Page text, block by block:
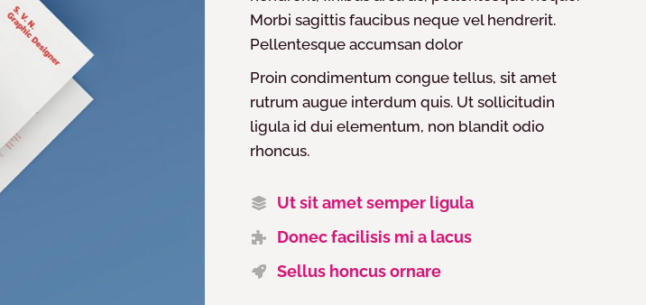
Morbi sagittis faucibus neque vel hendrerit.
Pellentesque accumsan dolor
Proin condimentum congue tellus, sit amet
rutrum augue interdum quis. Ut sollicitudin
ligula id dui elementum, non blandit odio
rhoncus.
Ut sit amet semper ligula
Donec facilisis mi a lacus
Sellus honcus ornare